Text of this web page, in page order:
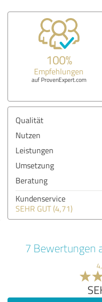
100%
Empfehlungen
auf ProvenExpert.com
Qualität
Nutzen
Leistungen
Umsetzung
Beratung
Kundenservice
SEHR GUT (4,71)
7 Bewertungen